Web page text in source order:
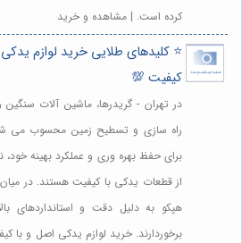
کرده است. | مشاهده و خرید
⭐️ کلیدهای طلایی خرید لوازم
کیفیت 💯
در تهران - گریدرها، ماشین آلات سنگین
راه سازی و تسطیح زمین محسوب می
برای حفظ بهره وری و عملکرد بهینه خود،
از قطعات یدکی با کیفیت هستند. در
هپکو به دلیل دقت و استانداردهای
برخوردارند. خرید لوازم یدکی اصل و با